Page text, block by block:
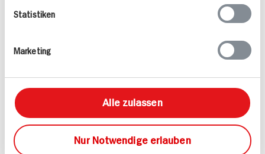
Statistiken
Marketing
Alle zulassen
Nur Notwendige erlauben
Angebote & Coupons
Rezepte
Sortiment
Marktfinder
Unser Magazin